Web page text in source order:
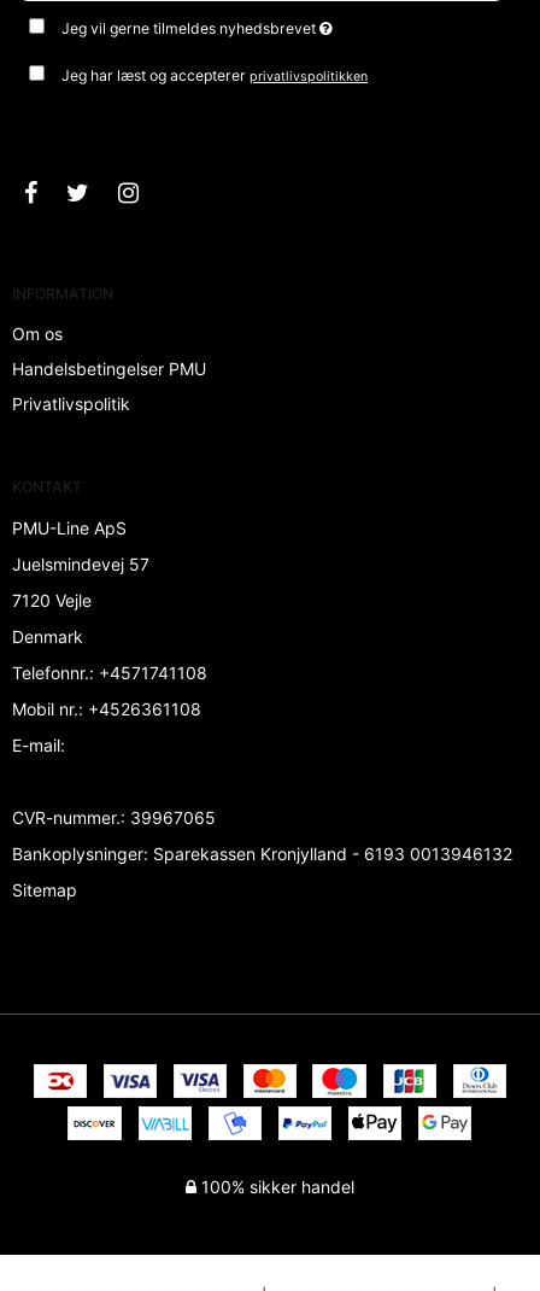
Jeg vil gerne tilmeldes nyhedsbrevet
Jeg har læst og acceptererprivatlivspolitikken
INFORMATION
Om os
Handelsbetingelser PMU
Privatlivspolitik
KONTAKT
PMU-Line ApS
Juelsmindevej 57
7120 Vejle
Denmark
Telefonnr.: +4571741108
Mobil nr.: +4526361108
E-mail:
CVR-nummer.: 39967065
Bankoplysninger: Sparekassen Kronjylland - 6193 0013946132
Sitemap
100% sikker handel